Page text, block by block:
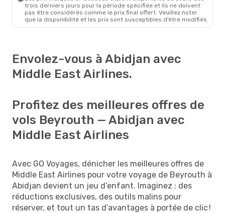
trois derniers jours pour la période spécifiée et ils ne doivent
pas être considérés comme le prix final offert. Veuillez noter
que la disponibilité et les prix sont susceptibles d’être modifiés.
Envolez-vous à Abidjan avec
Middle East Airlines.
Profitez des meilleures offres de
vols Beyrouth — Abidjan avec
Middle East Airlines
Avec GO Voyages, dénicher les meilleures offres de
Middle East Airlines pour votre voyage de Beyrouth à
Abidjan devient un jeu d’enfant. Imaginez : des
réductions exclusives, des outils malins pour
réserver, et tout un tas d’avantages à portée de clic !